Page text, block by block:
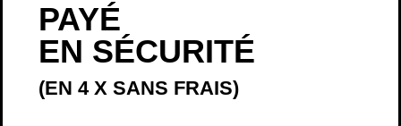
PAYÉ
EN SÉCURITÉ
(EN 4 X SANS FRAIS)